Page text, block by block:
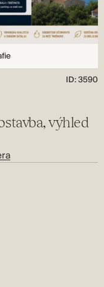
ID: 3590
výhled